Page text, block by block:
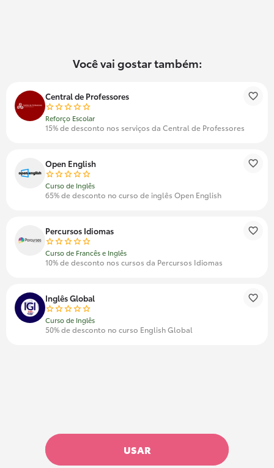
USAR
Você vai gostar também:
Central de Professores
Reforço Escolar
15% de desconto nos serviços da Central de Professores
Open English
Curso de Inglês
65% de desconto no curso de inglês Open English
Percursos Idiomas
Curso de Francês e Inglês
10% de desconto nos cursos da Percursos Idiomas
Inglês Global
Curso de Inglês
50% de desconto no curso English Global